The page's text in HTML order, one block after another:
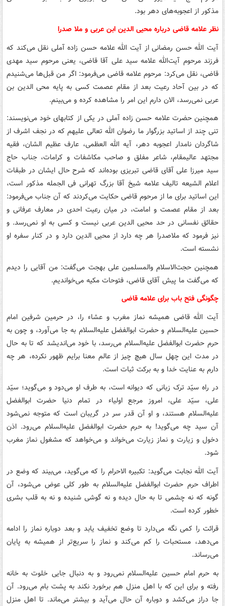
مذکور از اعجوبه‌‏‌هاى دهر بود.
نظر علامه قاضی درباره محیی الدین ابن عربی و ملا صدرا
آیت الله حسن رمضانی از آیت الله علامه حسن زاده آملی نقل می‌کند که
فرزند مرحوم آیت‌الله علامه سید علی آقا قاضی، یعنی مرحوم سید مهدی
قاضی، نقل می‌کرد: مرحوم علامه قاضی می‌فرمود: اگر من قبل‌ها می‌شنیدم
که در بین آحاد رعیت بعد از مقام عصمت کسی به پایه محی الدین بن
عربی نمی‌رسد، الان دارم این امر را مشاهده کرده و می‌بینم.
همچنین حضرت علامه حسن زاده آملی در یکی از کتابهای خود می‌نویسند:
تنى چند از اساتید بزرگوار ما رضوان الله تعالى علیهم که در نجف اشرف از
شاگردان نامدار اعجوبه دهر، آیه الله العظمى، عارف عظیم الشان، فقیه
مجتهد عالیمقام، شاعر مفلق و صاحب مکاشفات و کرامات، جناب حاج
سید میرزا على آقاى قاضى تبریزى بوده‌اند که شرح حال ایشان در طبقات
اعلام الشیعه تالیف علامه شیخ آقا بزرگ تهرانى‏ فى الجمله مذکور است،
این اساتید براى ما از مرحوم قاضى حکایت مى‌کردند که آن جناب مى‌فرمود:
بعد از مقام عصمت و امامت، در میان رعیت احدى در معارف عرفانى و
حقائق نفسانى در حد محیى الدین عربى نیست و کسى به او نمى‌رسد. و
نیز فرمود که ملاصدرا هر چه دارد از محیى الدین دارد و در کنار سفره او
نشسته است.
همچنین حجت‌الاسلام والمسلمین علی بهجت می‌گفت: من آقایی را دیدم
که می‌‌گفت ما پیش آقای قاضی، فتوحات مکیه می‌‌خواندیم.
چگونگی فتح باب برای علامه قاضی
آیت الله قاضی همیشه نماز مغرب و عشاء را، در حرمین شرفین امام
حسین علیه‌السلام و حضرت ابوالفضل علیه‌السلام به جا می‌آورد، و چون به
حرم حضرت ابوالفضل علیه‌السلام می‌رسد، با خود می‌اندیشد که تا به حال
در مدت این چهل سال هیچ چیز از عالم معنا برایم ظهور نکرده، هر چه
دارم به عنایت خدا و به برکت ثبات است.
در راه سیّد ترک زبانی که دیوانه است، به طرف او می‌دود و می‌گوید؛ سیّد
علی، سیّد علی، امروز مرجع اولیاء در تمام دنیا حضرت ابوالفضل
علیه‌السلام هستند، و او آن قدر سر در گریبان است که متوجه نمی‌شود
آن سید چه می‌گوید! به حرم حضرت ابوالفضل علیه‌السلام می‌رود. اذن
دخول و زیارت و نماز زیارت می‌خواند و می‌خواهد که مشغول نماز مغرب
شود.
آیت الله نجابت می‌گوید: تکبیره الاحرام را که می‌گوید، می‌بیند که وضع در
اطراف حرم حضرت ابوالفضل علیه‌السلام به طور کلی عوض می‌شود، آن
گونه که نه چشمی تا به حال دیده و نه گوشی شنیده و نه به قلب بشری
خطور کرده است.
قرائت را کمی نگه می‌دارد تا وضع تخفیف یابد و بعد دوباره نماز را ادامه
می‌دهد، مستحبات را کم می‌کند و نماز را سریع‌تر از همیشه به پایان
می‌رساند.
به حرم امام حسین علیه‌السلام نمی‌رود و به دنبال جایی خلوت به خانه
رفته و برای این که با اهل منزل هم برخورد نکند به پشت بام می‌رود. آن
جا دراز می‌کشد و دوباره آن حال می‌آید و بیشتر می‌ماند. تا اهل منزل